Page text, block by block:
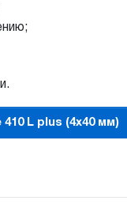
410 L plus (4х40 мм)